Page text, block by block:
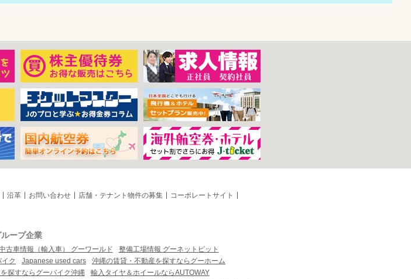
沿革 お問い合わせ 店舗・テナント物件の募集 コーポレートサイト
ループ企業
古車情報（輸入車） グーワールド
整備工場情報 グーネットピット
ク Japanese used cars
沖縄の賃貸・不動産を探すならグーホーム
探すならグーバイク沖縄
輸入タイヤ＆ホイールならAUTOWAY